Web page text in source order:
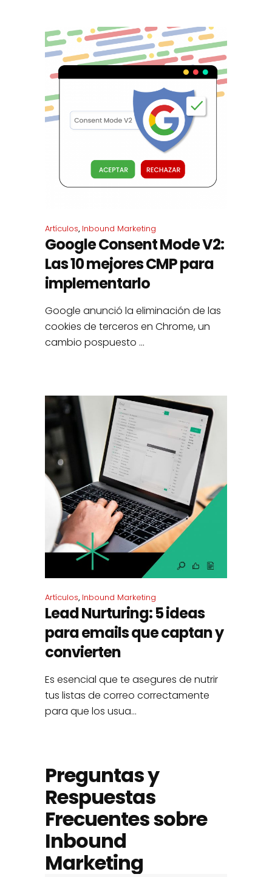
Artículos, Inbound Marketing
Google Consent Mode V2:
Las 10 mejores CMP para
implementarlo
Google anunció la eliminación de las
cookies de terceros en Chrome, un
cambio pospuesto ...
Artículos, Inbound Marketing
Lead Nurturing: 5 ideas
para emails que captan y
convierten
Es esencial que te asegures de nutrir
tus listas de correo correctamente
para que los usua...
Preguntas y
Respuestas
Frecuentes sobre
Inbound
Marketing